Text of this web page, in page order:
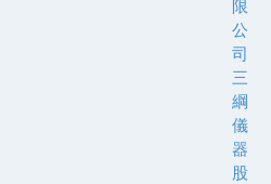
限
公
司
三
綱
儀
器
股